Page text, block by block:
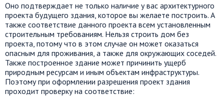
Оно подтверждает не только наличие у вас архитектурного
проекта будущего здания, которое вы желаете построить. А
также соответствие данного проекта всем установленным
строительным требованиям. Нельзя строить дом без
проекта, потому что в этом случае он может оказаться
опасным для проживания, а также для окружающих соседей.
Также построенное здание может причинить ущерб
природным ресурсам и иным объектам инфраструктуры.
Поэтому при оформлении разрешения проект здания
проходит проверку на соответствие: